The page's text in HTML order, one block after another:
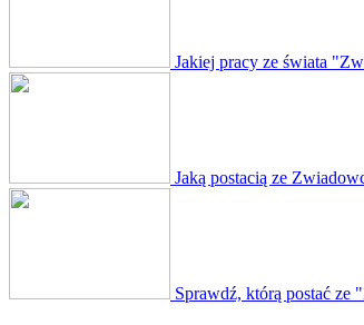
Jakiej pracy ze świata
Jaką postacią ze
Sprawdź, którą postać